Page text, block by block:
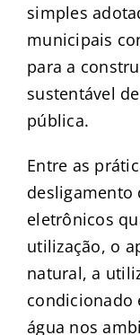
simples
municipais
para a
sustentável
pública.
Entre as
desligamento
eletrônicos
utilização, o
natural, a
condicionado
água nos